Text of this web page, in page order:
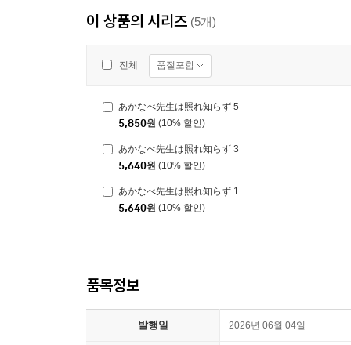
이 상품의 시리즈 (5개)
전체 품절포함
あかなべ先生は照れ知らず 5
5,850원 (10% 할인)
あかなべ先生は照れ知らず 3
5,640원 (10% 할인)
あかなべ先生は照れ知らず 1
5,640원 (10% 할인)
품목정보
발행일 2026년 06월 04일